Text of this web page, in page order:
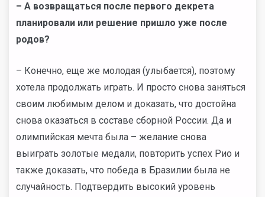
– А возвращаться после первого декрета
планировали или решение пришло уже после
родов?
– Конечно, еще же молодая (улыбается), поэтому
хотела продолжать играть. И просто снова заняться
своим любимым делом и доказать, что достойна
снова оказаться в составе сборной России. Да и
олимпийская мечта была – желание снова
выиграть золотые медали, повторить успех Рио и
также доказать, что победа в Бразилии была не
случайность. Подтвердить высокий уровень